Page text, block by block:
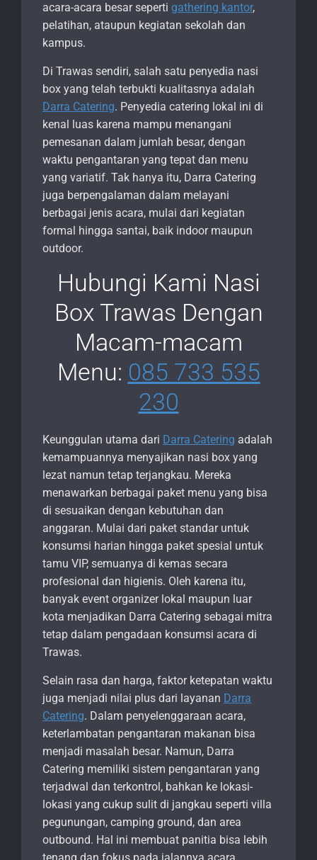
acara-acara besar seperti gathering kantor,
pelatihan, ataupun kegiatan sekolah dan
kampus.
Di Trawas sendiri, salah satu penyedia nasi
box yang telah terbukti kualitasnya adalah
Darra Catering. Penyedia catering lokal ini di
kenal luas karena mampu menangani
pemesanan dalam jumlah besar, dengan
waktu pengantaran yang tepat dan menu
yang variatif. Tak hanya itu, Darra Catering
juga berpengalaman dalam melayani
berbagai jenis acara, mulai dari kegiatan
formal hingga santai, baik indoor maupun
outdoor.
Hubungi Kami Nasi
Box Trawas Dengan
Macam-macam
Menu: 085 733 535
230
Keunggulan utama dari Darra Catering adalah
kemampuannya menyajikan nasi box yang
lezat namun tetap terjangkau. Mereka
menawarkan berbagai paket menu yang bisa
di sesuaikan dengan kebutuhan dan
anggaran. Mulai dari paket standar untuk
konsumsi harian hingga paket spesial untuk
tamu VIP, semuanya di kemas secara
profesional dan higienis. Oleh karena itu,
banyak event organizer lokal maupun luar
kota menjadikan Darra Catering sebagai mitra
tetap dalam pengadaan konsumsi acara di
Trawas.
Selain rasa dan harga, faktor ketepatan waktu
juga menjadi nilai plus dari layanan Darra
Catering. Dalam penyelenggaraan acara,
keterlambatan pengantaran makanan bisa
menjadi masalah besar. Namun, Darra
Catering memiliki sistem pengantaran yang
terjadwal dan terkontrol, bahkan ke lokasi-
lokasi yang cukup sulit di jangkau seperti villa
pegunungan, camping ground, dan area
outbound. Hal ini membuat panitia bisa lebih